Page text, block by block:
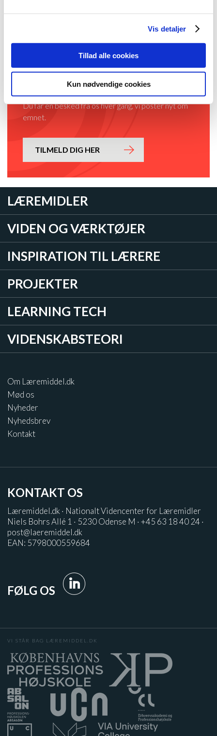
Vis detaljer
Tillad alle cookies
Kun nødvendige cookies
Email:sttg@ucl.dk
ABONNÉR PÅ
DETTE EMNE
Du får en besked fra os hver gang, vi poster nyt om
emnet.
TILMELD DIG HER
LÆREMIDLER
VIDEN OG VÆRKTØJER
INSPIRATION TIL LÆRERE
PROJEKTER
LEARNING TECH
VIDENSKABSTEORI
Om Læremiddel.dk
Mød os
Nyheder
Nyhedsbrev
Kontakt
KONTAKT OS
Læremiddel.dk · Nationalt Videncenter for Læremidler
Niels Bohrs Allé 1 · 5230 Odense M · +45 63 18 40 24 ·
post@laeremiddel.dk
EAN: 5798000559684
FØLG OS
VI STÅR BAG LÆREMIDDEL.DK